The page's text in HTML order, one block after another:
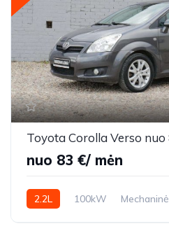
nuo 83 €/ mėn
2.2L 100kW Mechaninė